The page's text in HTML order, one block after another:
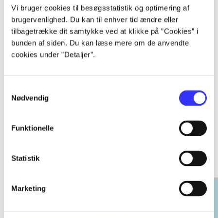
Vi bruger cookies til besøgsstatistik og optimering af
brugervenlighed. Du kan til enhver tid ændre eller
tilbagetrække dit samtykke ved at klikke på ”Cookies” i
bunden af siden. Du kan læse mere om de anvendte
cookies under ”Detaljer”.
Nødvendig
Funktionelle
Statistik
Marketing
...
Gå til serien